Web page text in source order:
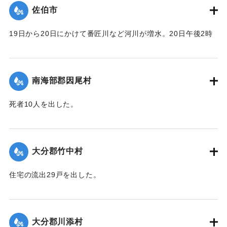
｜固有コード: 00481055
佐伯市
19日から20日にかけて番匠川など河川が増水。20日午後2時
た。現地では警防団が平屋の住民をほかの2階建ての家へ避難
させるなどした。
【出典：大分合同新聞 1943年9月25日朝刊2面】
南海部郡因尾村
死者10人を出した。
｜固有コード:00481057
大分郡竹中村
住宅の流出29戸を出した。
｜固有コード:00481050
大分郡川添村